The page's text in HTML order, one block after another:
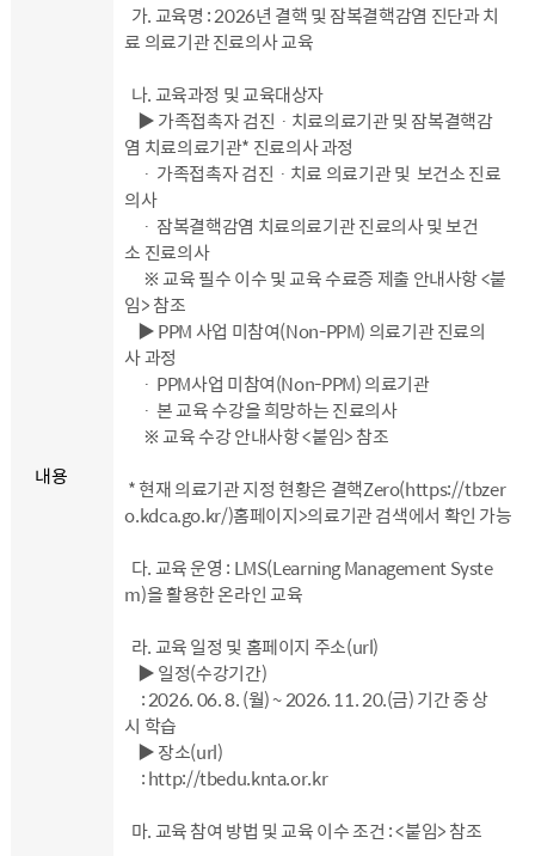
내용
가. 교육명 : 2026년 결핵 및 잠복결핵감염 진단과 치
료 의료기관 진료의사 교육
나. 교육과정 및 교육대상자
▶ 가족접촉자 검진ㆍ치료의료기관 및 잠복결핵감
염 치료의료기관* 진료의사 과정
ㆍ 가족접촉자 검진ㆍ치료 의료기관 및 보건소 진료
의사
ㆍ 잠복결핵감염 치료의료기관 진료의사 및 보건
소 진료의사
※ 교육 필수 이수 및 교육 수료증 제출 안내사항 <붙
임> 참조
▶ PPM 사업 미참여(Non-PPM) 의료기관 진료의
사 과정
ㆍ PPM사업 미참여(Non-PPM) 의료기관
ㆍ 본 교육 수강을 희망하는 진료의사
※ 교육 수강 안내사항 <붙임> 참조
* 현재 의료기관 지정 현황은 결핵Zero(https://tbzer
o.kdca.go.kr/)홈페이지>의료기관 검색에서 확인 가능
다. 교육 운영 : LMS(Learning Management Syste
m)을 활용한 온라인 교육
라. 교육 일정 및 홈페이지 주소(url)
▶ 일정(수강기간)
: 2026. 06. 8. (월) ~ 2026. 11. 20.(금) 기간 중 상
시 학습
▶ 장소(url)
: http://tbedu.knta.or.kr
마. 교육 참여 방법 및 교육 이수 조건 : <붙임> 참조